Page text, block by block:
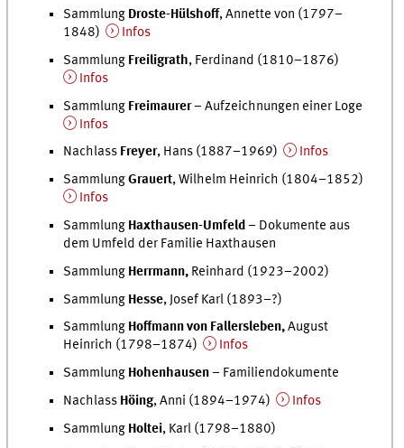
Sammlung Droste-Hülshoff, Annette von (1797–
1848)
Infos
Sammlung Freiligrath, Ferdinand (1810–1876)
Infos
Sammlung Freimaurer– Aufzeichnungen einer Loge
Infos
Nachlass Freyer, Hans (1887–1969)
Infos
SammlungGrauert, Wilhelm Heinrich (1804–1852)
Infos
Sammlung Haxthausen-Umfeld– Dokumente aus
dem Umfeld der Familie Haxthausen
Sammlung Herrmann, Reinhard (1923–2002)
Sammlung Hesse, Josef Karl (1893–?)
Sammlung Hoffmann von Fallersleben,August
Heinrich (1798–1874)
Infos
Sammlung Hohenhausen– Familiendokumente
Nachlass Höing, Anni (1894–1974)
Infos
Sammlung Holtei, Karl (1798–1880)